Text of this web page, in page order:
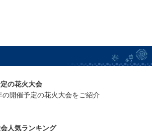
の花火大会
の開催予定の花火大会をご紹介
人気ランキング